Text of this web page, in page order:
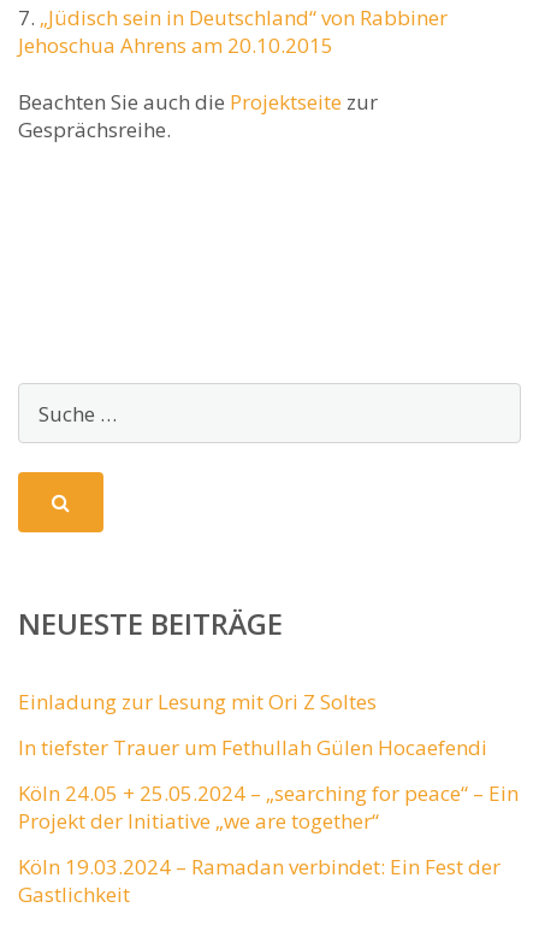
„Jüdisch sein in Deutschland“ von Rabbiner
Jehoschua Ahrens am 20.10.2015
Beachten Sie auch die Projektseite zur
Gesprächsreihe.
NEUESTE BEITRÄGE
Einladung zur Lesung mit Ori Z Soltes
In tiefster Trauer um Fethullah Gülen Hocaefendi
Köln 24.05 + 25.05.2024 – „searching for peace“ – Ein
Projekt der Initiative „we are together“
Köln 19.03.2024 – Ramadan verbindet: Ein Fest der
Gastlichkeit